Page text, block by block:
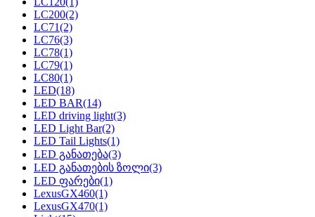
LC200(2)
LC71(2)
LC76(3)
LC78(1)
LC79(1)
LC80(1)
LED(18)
LED BAR(14)
LED driving light(3)
LED Light Bar(2)
LED Tail Lights(1)
LED განათება(3)
LED განათების ზოლი(3)
LED ფარები(1)
LexusGX460(1)
LexusGX470(1)